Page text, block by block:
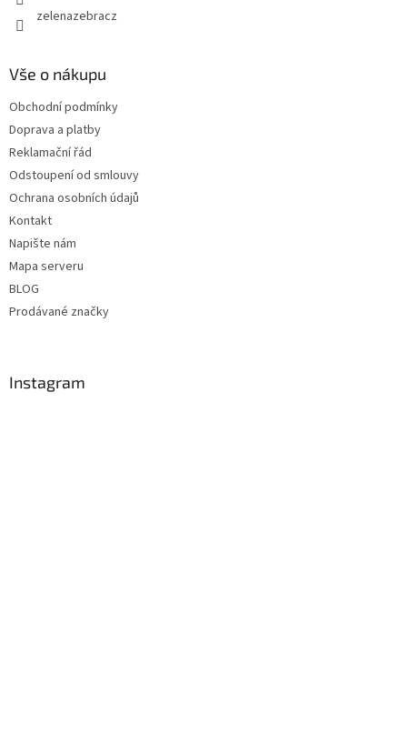
zelenazebracz
Vše o nákupu
Obchodní podmínky
Doprava a platby
Reklamační řád
Odstoupení od smlouvy
Ochrana osobních údajů
Kontakt
Napište nám
Mapa serveru
BLOG
Prodávané značky
Instagram